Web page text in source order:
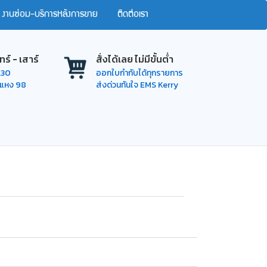
งานซ่อม-บริการหลังการขาย ติดต่อเรา
ร์ - เสาร์
หง 98
สั่งได้เลย ไม่มีขั้นต่ำ
ออกใบกำกับได้ทุกรายการ
ส่งด่วนทันใจ EMS Kerry